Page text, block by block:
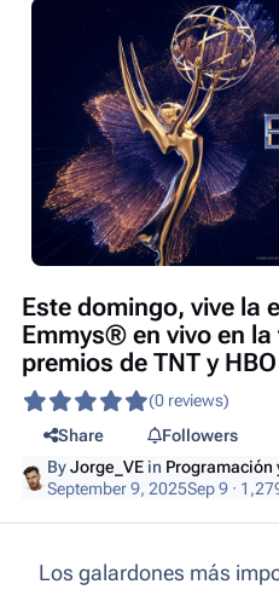
Este domingo, vive la
Emmys® en vivo en
premios de TNT y
(0 reviews)
Share
Followers
ByJorge_VE in
September 9, 2025Sep 9 ·
Los galardones más